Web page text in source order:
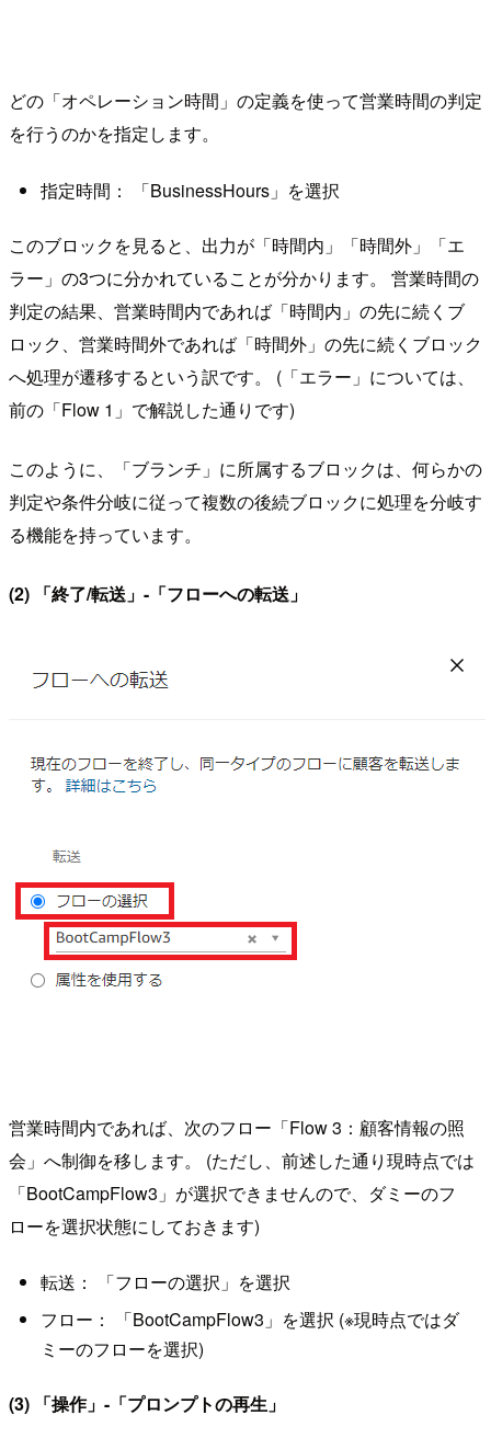
どの「オペレーション時間」の定義を使って営業時間の判定
を行うのかを指定します。
指定時間： 「BusinessHours」を選択
このブロックを見ると、出力が「時間内」「時間外」「エ
ラー」の3つに分かれていることが分かります。 営業時間の
判定の結果、営業時間内であれば「時間内」の先に続くブ
ロック、営業時間外であれば「時間外」の先に続くブロック
へ処理が遷移するという訳です。 (「エラー」については、
前の「Flow 1」で解説した通りです)
このように、「ブランチ」に所属するブロックは、何らかの
判定や条件分岐に従って複数の後続ブロックに処理を分岐す
る機能を持っています。
(2) 「終了/転送」-「フローへの転送」
営業時間内であれば、次のフロー「Flow 3：顧客情報の照
会」へ制御を移します。 (ただし、前述した通り現時点では
「BootCampFlow3」が選択できませんので、ダミーのフ
ローを選択状態にしておきます)
転送： 「フローの選択」を選択
フロー： 「BootCampFlow3」を選択 (※現時点ではダ
ミーのフローを選択)
(3) 「操作」-「プロンプトの再生」